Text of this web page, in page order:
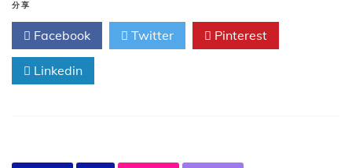
福
格，
那
位
拯
万
分享
Facebook Twitter Pinterest
Linkedin